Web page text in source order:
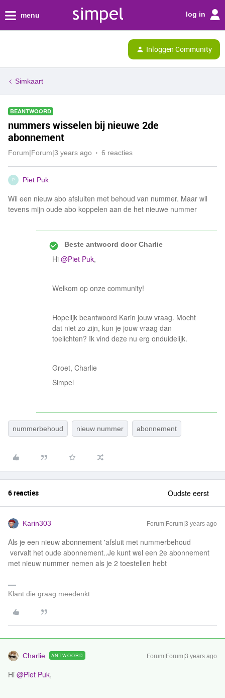
menu log in
Inloggen Community
Simkaart
BEANTWOORD
nummers wisselen bij nieuwe 2de
abonnement
Forum|Forum|3 years ago 6 reacties
P Piet Puk
Wil een nieuw abo afsluiten met behoud van nummer. Maar wil
tevens mijn oude abo koppelen aan de het nieuwe nummer
Beste antwoord doorCharlie
Hi @Piet Puk,
Welkom op onze community!
Hopelijk beantwoord Karin jouw vraag. Mocht
dat niet zo zijn, kun je jouw vraag dan
toelichten? Ik vind deze nu erg onduidelijk.
Groet, Charlie
Simpel
nummerbehoud nieuw nummer abonnement
6 reacties Oudste eerst
Karin303 Forum|Forum|3 years ago
Als je een nieuw abonnement 'afsluit met nummerbehoud
vervalt het oude abonnement..Je kunt wel een 2e abonnement
met nieuw nummer nemen als je 2 toestellen hebt
Klant die graag meedenkt
Charlie ANTWOORD Forum|Forum|3 years ago
Hi @Piet Puk,